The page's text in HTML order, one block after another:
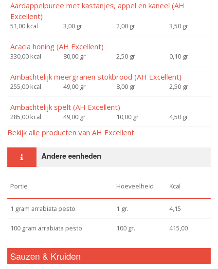
Aardappelpuree met kastanjes, appel en kaneel (AH
Excellent)
51,00 kcal 3,00 gr 2,00 gr 3,50 gr
Acacia honing (AH Excellent)
330,00 kcal 80,00 gr 2,50 gr 0,10 gr
Ambachtelijk meergranen stokbrood (AH Excellent)
255,00 kcal 49,00 gr 8,00 gr 2,50 gr
Ambachtelijk spelt (AH Excellent)
285,00 kcal 49,00 gr 10,00 gr 4,50 gr
Bekijk alle producten van AH Excellent
Andere eenheden
Portie Hoeveelheid Kcal
1 gram arrabiata pesto 1 gr. 4,15
100 gram arrabiata pesto 100 gr. 415,00
Sauzen & Kruiden